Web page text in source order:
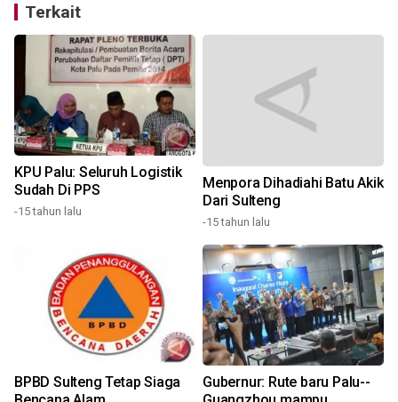
Terkait
KPU Palu: Seluruh Logistik
Sudah Di PPS
-15 tahun lalu
Menpora Dihadiahi Batu Akik
Dari Sulteng
-15 tahun lalu
BPBD Sulteng Tetap Siaga
Gubernur: Rute baru Palu--